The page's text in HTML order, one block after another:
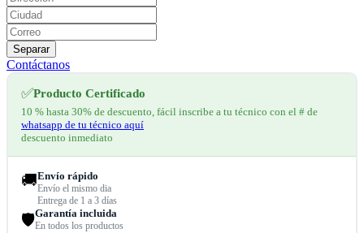
Separar
Contáctanos
✅Producto Certificado
10 % hasta 30% de descuento, fácil inscribe a tu técnico con el # de
whatsapp de tu técnico aquí
descuento inmediato
🚚Envío rápido
Envío el mismo dia
Entrega de 1 a 3 días
🛡️Garantía incluida
En todos los productos